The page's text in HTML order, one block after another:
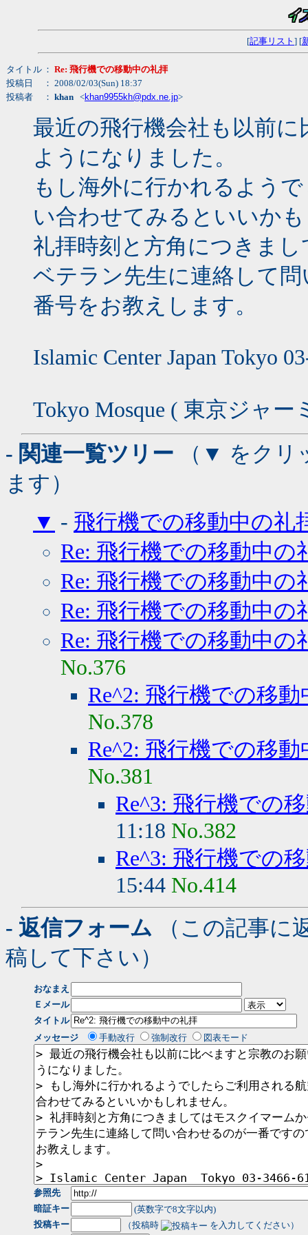
[記事リスト ] [
タイトル ： Re: 飛行機での移動中の礼拝
投稿日
： 2008/02/03(Sun) 18:37
投稿者
： khan <khan9955kh@pdx.ne.jp>
最近の飛行機会社も以前
ようになりました。
もし海外に行かれるよう
い合わせてみるといいか
礼拝時刻と方角につきま
ベテラン先生に連絡して
番号をお教えします。
Islamic Center Japan Tokyo
Tokyo Mosque ( 東京ジャ
- 関連一覧ツリー （▼ をクリ
ます）
▼ - 飛行機での移動中の礼
Re: 飛行機での移動中の
Re: 飛行機での移動中の
Re: 飛行機での移動中の
Re: 飛行機での移動中の
No.376
Re^2: 飛行機での移
No.378
Re^2: 飛行機での移
No.381
Re^3: 飛行機での
11:18 No.382
Re^3: 飛行機での
15:44 No.414
- 返信フォーム （この記事に
稿して下さい）
おなまえ
Ｅメール
タイトル
メッセージ
手動改行 強制改行 図表モード
参照先
暗証キー
(英数字で8文字以内)
投稿キー
（投稿時 を入力してください）